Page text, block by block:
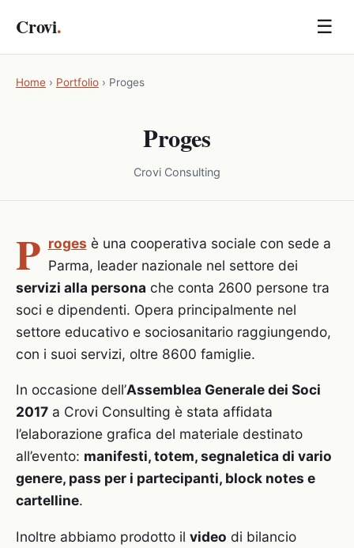
Crovi. ☰
Home › Portfolio › Proges
Proges
Crovi Consulting
P roges è una cooperativa sociale con sede a
Parma, leader nazionale nel settore dei
servizi alla persona che conta 2600 persone tra
soci e dipendenti. Opera principalmente nel
settore educativo e sociosanitario raggiungendo,
con i suoi servizi, oltre 8600 famiglie.
In occasione dell’Assemblea Generale dei Soci
2017 a Crovi Consulting è stata affidata
l’elaborazione grafica del materiale destinato
all’evento: manifesti, totem, segnaletica di vario
genere, pass per i partecipanti, block notes e
cartelline.
Inoltre abbiamo prodotto il video di bilancio